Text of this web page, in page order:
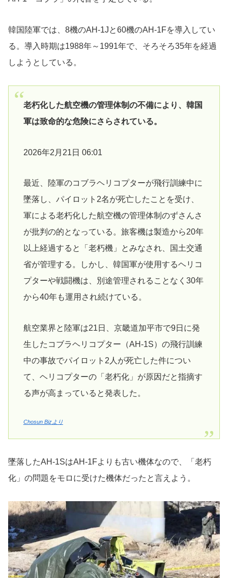
韓国陸軍では、8機のAH-1Jと60機のAH-1Fを導入してい
る。導入時期は1988年～1991年で、そろそろ35年を経過
しようとしている。
老朽化した航空機の管理体制の不備により、韓国
軍は致命的な危険にさらされている。
2026年2月21日 06:01
最近、陸軍のコブラヘリコプターが飛行訓練中に
墜落し、パイロット2名が死亡したことを受け、
軍による老朽化した航空機の管理体制のずさんさ
が批判の的となっている。旅客機は製造から20年
以上経過すると「老朽機」とみなされ、国土交通
省が管理する。しかし、韓国軍が使用するヘリコ
プターや戦闘機は、別途管理されることなく30年
から40年も運用され続けている。
航空業界と陸軍は21日、京畿道加平市で9日に発
生したコブラヘリコプター（AH-1S）の飛行訓練
中の事故でパイロット2人が死亡した件につい
て、ヘリコプターの「老朽化」が原因だと指摘す
る声が高まっていると発表した。
Chosun Bizより
墜落したAH-1SはAH-1Fよりも古い機体なので、「老朽
化」の問題をモロに受けた機体だったと言えよう。